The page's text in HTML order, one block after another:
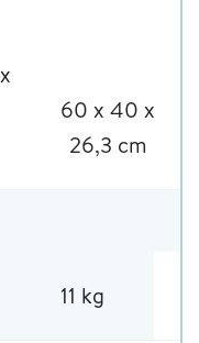
60 x 40 x
26,3 cm
11 kg